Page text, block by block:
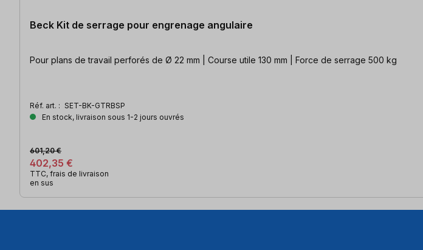
Beck Kit de serrage pour engrenage angulaire
Pour plans de travail perforés de Ø 22 mm | Course utile 130 mm | Force de serrage 500 kg
Réf. art. : SET-BK-GTRBSP
En stock, livraison sous 1-2 jours ouvrés
402,35 €
601,20 €
TTC, frais de livraison
en sus